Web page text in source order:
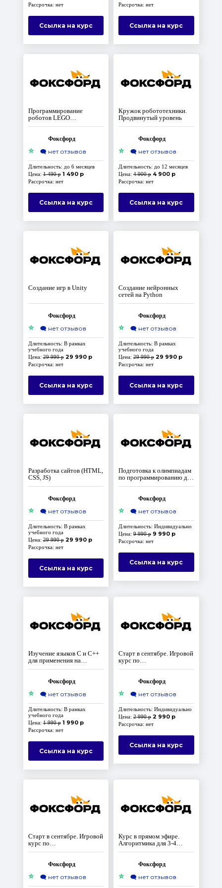
Рассрочка: нет
Ссылка на курс
Рассрочка: нет
Ссылка на курс
Программирование
роботов LEGO
MINDSTORMS EV3 на
Фоксфорд
⭐ 🗨️ нет отзывов
Длительность: до 6 месяцев
Цена:1 490 р 1 490 р
Рассрочка: нет
Ссылка на курс
Кружок робототехники.
Продвинутый уровень
Фоксфорд
⭐ 🗨️ нет отзывов
Длительность: до 12 месяцев
Цена: 4 900 р 4 900 р
Рассрочка: нет
Ссылка на курс
Создание игр в Unity
Фоксфорд
⭐ 🗨️ нет отзывов
Длительность: В рамках
учебного года
Цена:29 990 р 29 990 р
Рассрочка: нет
Ссылка на курс
Создание нейронных
сетей на Python
Фоксфорд
⭐ 🗨️ нет отзывов
Длительность: В рамках
учебного года
Цена: 29 990 р 29 990 р
Рассрочка: нет
Ссылка на курс
Разработка сайтов (HTML,
CSS, JS)
Фоксфорд
⭐ 🗨️ нет отзывов
Длительность: В рамках
учебного года
Цена:29 990 р 29 990 р
Рассрочка: нет
Ссылка на курс
Подготовка к олимпиадам
по программированию для
среднего уровня, 7-8
Фоксфорд
⭐ 🗨️ нет отзывов
Длительность: Индивидуально
Цена: 9 990 р 9 990 р
Рассрочка: нет
Ссылка на курс
Изучение языков C и C++
для применения на
олимпиадах для 9-11
Фоксфорд
⭐ 🗨️ нет отзывов
Длительность: В рамках
учебного года
Цена:1 990 р 1 990 р
Рассрочка: нет
Ссылка на курс
Старт в сентябре. Игровой
курс по
программированию:
Фоксфорд
⭐ 🗨️ нет отзывов
Длительность: Индивидуально
Цена: 2 990 р 2 990 р
Рассрочка: нет
Ссылка на курс
Старт в сентябре. Игровой
курс по
программированию:
операторы.Фоксфорд
⭐ 🗨️ нет отзывов
Курс в прямом эфире.
Алгоритмика для 3-4
класса
Фоксфорд
⭐ 🗨️ нет отзывов